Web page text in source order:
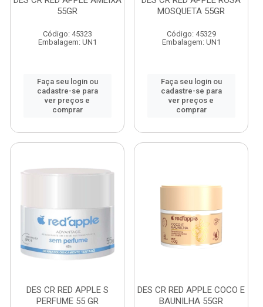
55GR
Código: 45323
Embalagem: UN1
Faça seu login ou
cadastre-se para
ver preços e
comprar
MOSQUETA 55GR
Código: 45329
Embalagem: UN1
Faça seu login ou
cadastre-se para
ver preços e
comprar
DES CR RED APPLE S
PERFUME 55 GR
DES CR RED APPLE COCO E
BAUNILHA 55GR